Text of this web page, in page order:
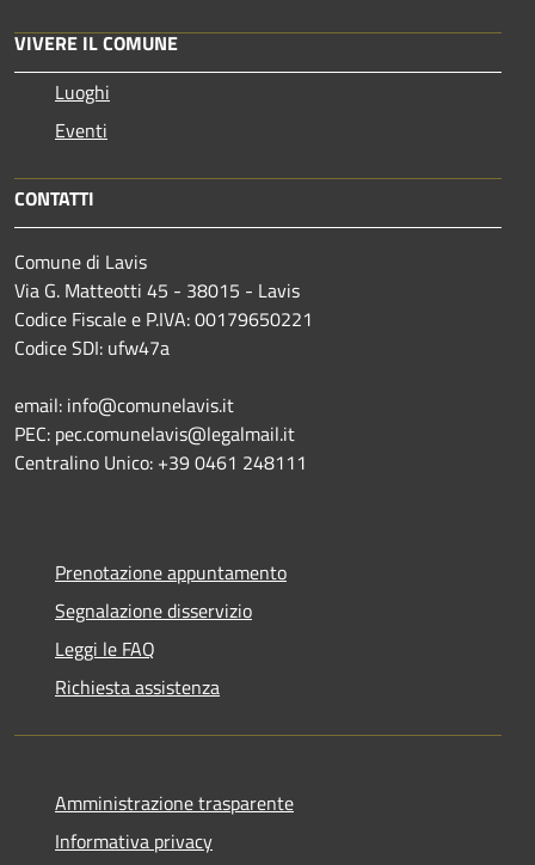
VIVERE IL COMUNE
Luoghi
Eventi
CONTATTI
Comune di Lavis
Via G. Matteotti 45 - 38015 - Lavis
Codice Fiscale e P.IVA: 00179650221
Codice SDI: ufw47a
email: info@comunelavis.it
PEC: pec.comunelavis@legalmail.it
Centralino Unico: +39 0461 248111
Prenotazione appuntamento
Segnalazione disservizio
Leggi le FAQ
Richiesta assistenza
Amministrazione trasparente
Informativa privacy